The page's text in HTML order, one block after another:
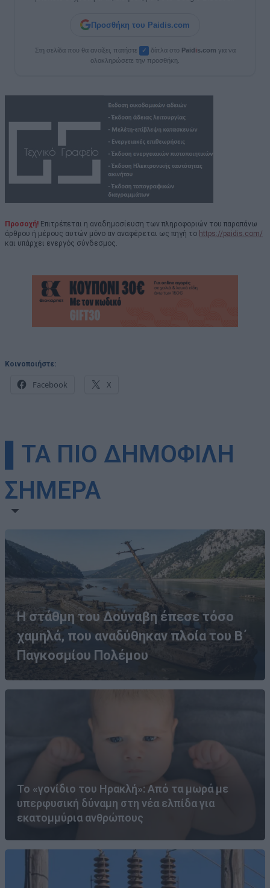
Προσθήκη του Paidis.com
Στη σελίδα που θα ανοίξει, πατήστε ✓ δίπλα στο Paidis.com για να
ολοκληρώσετε την προσθήκη.
Προσοχή! Επιτρέπεται η αναδημοσίευση των πληροφοριών του παραπάνω
άρθρου ή μέρους αυτών μόνο αν αναφέρεται ως πηγή το https://paidis.com/
και υπάρχει ενεργός σύνδεσμος.
Κοινοποιήστε:
Facebook X
▌ΤΑ ΠΙΟ ΔΗΜΟΦΙΛΗ
ΣΗΜΕΡΑ
Η στάθμη του Δούναβη έπεσε τόσο
χαμηλά, που αναδύθηκαν πλοία του Β΄
Παγκοσμίου Πολέμου
Το «γονίδιο του Ηρακλή»: Από τα μωρά με
υπερφυσική δύναμη στη νέα ελπίδα για
εκατομμύρια ανθρώπους